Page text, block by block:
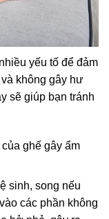
yếu tố để đảm
không gây hư
sẽ giúp bạn tránh
ghế gây ẩm
sinh, song nếu
các phần không